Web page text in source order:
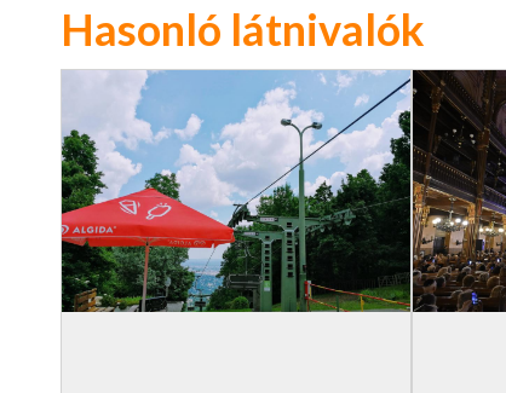
Hasonló látnivalók